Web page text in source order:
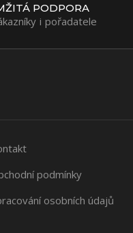
PODPORA
i pořadatele
podmínky
osobních údajů